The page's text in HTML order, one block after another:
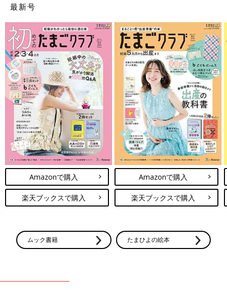
最新号
Amazonで購入
楽天ブックスで購入
Amazonで購入
楽天ブックスで購入
ムック書籍 たまひよの絵本